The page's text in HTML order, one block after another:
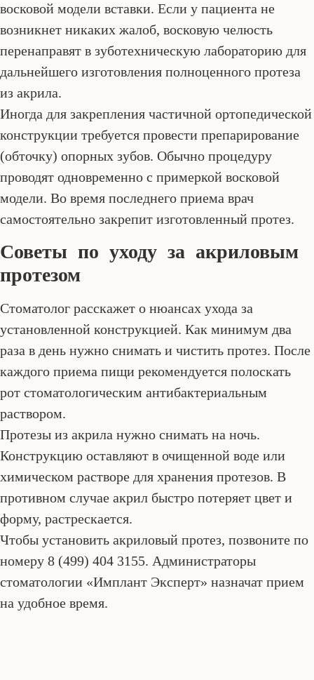
восковой модели вставки. Если у пациента не
возникнет никаких жалоб, восковую челюсть
перенаправят в зуботехническую лабораторию для
дальнейшего изготовления полноценного протеза
из акрила.
Иногда для закрепления частичной ортопедической
конструкции требуется провести препарирование
(обточку) опорных зубов. Обычно процедуру
проводят одновременно с примеркой восковой
модели. Во время последнего приема врач
самостоятельно закрепит изготовленный протез.
Советы по уходу за акриловым
протезом
Стоматолог расскажет о нюансах ухода за
установленной конструкцией. Как минимум два
раза в день нужно снимать и чистить протез. После
каждого приема пищи рекомендуется полоскать
рот стоматологическим антибактериальным
раствором.
Протезы из акрила нужно снимать на ночь.
Конструкцию оставляют в очищенной воде или
химическом растворе для хранения протезов. В
противном случае акрил быстро потеряет цвет и
форму, растрескается.
Чтобы установить акриловый протез, позвоните по
номеру 8 (499) 404 3155. Администраторы
стоматологии «Имплант Эксперт» назначат прием
на удобное время.